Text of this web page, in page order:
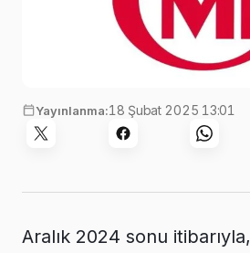
Yayınlanma:18 Şubat 2025 13:01
Aralık 2024 sonu itibarıyla,